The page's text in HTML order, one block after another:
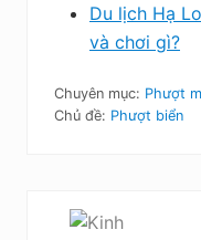
Du lịch Hạ
và chơi gì?
Chuyên mục: Phượt
Chủ đề: Phượt biển